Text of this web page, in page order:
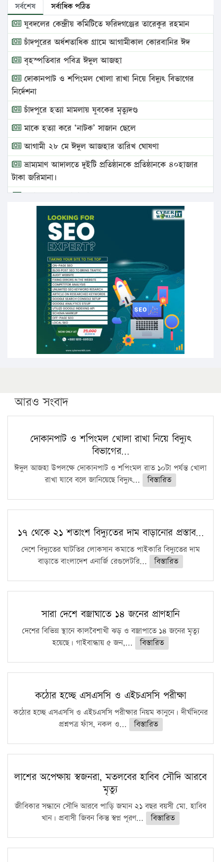
সর্বশেষ সর্বাধিক পঠিত
যুবদলের কেন্দ্রীয় কমিটিতে ফরিদগঞ্জের তারেকুর রহমান
চাঁদপুরের অর্ধশতাধিক গ্রামে আগামীকাল কোরবানির ঈদ
বৃহস্পতিবার পবিত্র ঈদুল আজহা
দোকানপাট ও শপিংমল খোলা রাখা নিয়ে বিদ্যুৎ বিভাগের
নির্দেশনা
চাঁদপুরে হত্যা মামলায় যুবকের মৃত্যুদণ্ড
মাকে হত্যা করে ‘নাটক’ সাজান ছেলে
আগামী ২৮ মে ঈদুল আজহার তারিখ ঘোষণা
ভ্রাম্যমাণ আদালতে দুইটি প্রতিষ্ঠানকে প্রতিষ্ঠানকে ৪০হাজার
টাকা জরিমানা।
এবার লঞ্চের ভাড়া বাড়ল
১৭ থেকে ২১ শতাংশ বিদ্যুতের দাম বাড়ানোর প্রস্তাব পিডিবির
১৬ মে চাঁদপুর ও ২৫ মে ফেনী সফরে যাবেন প্রধানমন্ত্রী
উচ্চশিক্ষায় গৌরবময় অর্জন: পূর্ণ স্কলারশিপে যুক্তরাষ্ট্রে
পিএইচডি করছেন কুয়েটের কৃতি…
সারা দেশে বজ্রাঘাতে ১৪ জনের প্রাণহানি
কঠোর হচ্ছে এসএসসি ও এইচএসসি পরীক্ষা
ফরিদগঞ্জে আগুনে পুড়লো ৬ ব্যবসা প্রতিষ্ঠান
আরও সংবাদ
দোকানপাট ও শপিংমল খোলা রাখা নিয়ে বিদ্যুৎ
বিভাগের…
ঈদুল আজহা উপলক্ষে দোকানপাট ও শপিংমল রাত ১০টা পর্যন্ত খোলা
রাখা যাবে বলে জানিয়েছে বিদ্যুৎ...
বিস্তারিত
১৭ থেকে ২১ শতাংশ বিদ্যুতের দাম বাড়ানোর প্রস্তাব…
দেশে বিদ্যুতের ঘাটতির লোকসান কমাতে পাইকারি বিদ্যুতের দাম
বাড়াতে বাংলাদেশ এনার্জি রেগুলেটরি...
বিস্তারিত
সারা দেশে বজ্রাঘাতে ১৪ জনের প্রাণহানি
দেশের বিভিন্ন স্থানে কালবৈশাখী ঝড় ও বজ্রাপাতে ১৪ জনের মৃত্যু
হয়েছে। গাইবান্ধায় ৫ জন,...
বিস্তারিত
কঠোর হচ্ছে এসএসসি ও এইচএসসি পরীক্ষা
কঠোর হচ্ছে এসএসসি ও এইচএসসি পরীক্ষার নিয়ম কানুনে। দীর্ঘদিনের
প্রশ্নপত্র ফাঁস, নকল ও...
বিস্তারিত
লাশের অপেক্ষায় স্বজনরা, মতলবের হাবিব সৌদি আরবে
মৃত্যু
জীবিকার সন্ধানে সৌদি আরবে পাড়ি জমান ২১ বছর বয়সী মো. হাবিব
খান। প্রবাসী জিবন কিন্তু স্বপ্ন পূরণ...
বিস্তারিত